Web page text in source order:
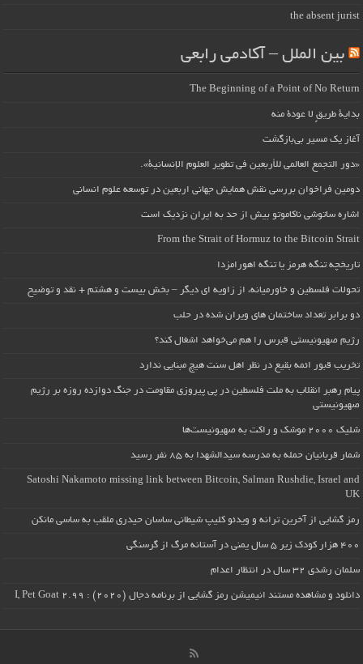
the absent jurist
بین الملل – آکادمی رابعی
The Beginning of a Point of No Return
بداية طريقٍ لا عودة منه
آغاز یک مسیر بی‌بازگشت
«دور التجمع العالمي للأربعين في تطوير العلوم الإنسانية».
دومین فراخوان بررسی نقش همایش جهانی اربعین در توسعه علوم انسانی
اشاره ساتوشی ناکاموتو بیش از حد به ایران نزدیک است
From the Strait of Hormuz to the Bitcoin Strait
تاریخچه تنگه هرمز یا تنگه اهورامزدا
تحولات فلسطین و خاورمیانه، از زاویه ای دیگر – بخش بیست و هشتم + نقد و توضیح
دو برابر تعداد ساختمان های ویران شده در حلب
رژیم صهیونیستی قبرس را هم می‌خواهد اشغال کند؟
تخریب قبور ائمه بقیع در نظر اهل سنت هیچ مبنایی ندارد
پیام رهبر انقلاب به ملت فلسطین در پی پیروزی مقاومت در جنگ دوازده روزه بر رژیم
صهیونیستی
شلیک ۲۰۰۰ موشک و راکت به صهیونیست‌ها
شمار قربانیان حمله به مدرسه سیدالشهدا به ۸۵ نفر رسید
Satoshi Nakamoto missing link between Bitcoin, Salman Rushdie, Israel and
UK
رمز گشایی از آخرین ترانه و ویدئو کلیپ شیطانی ساسان حیدری ملقب به ساسی مانکن
۴۰۰ هزار کودک زیر ۵ سال یمنی در آستانه مرگ از گرسنگی
سلمان رشدی ۳۲ سال در انتظار اعدام
دانلود و مشاهده مستند انیمیشن رمز گشایی از برنامه دجال (۲۰۲۰) : I, Pet Goat 2.99